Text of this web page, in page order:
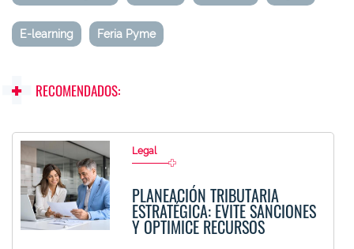
E-learning Feria Pyme
RECOMENDADOS:
Legal
PLANEACIÓN TRIBUTARIA
ESTRATÉGICA: EVITE SANCIONES
Y OPTIMICE RECURSOS